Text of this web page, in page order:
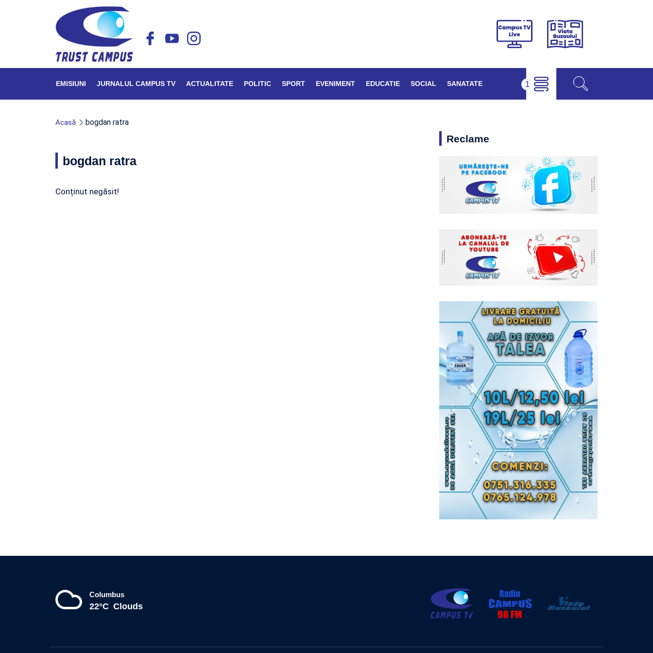
Campus
Viața
EMISIUNI JURNALUL CAMPUS TV ACTUALITATE POLITIC SPORT EVENIMENT EDUCATIE SOCIAL SANATATE
Acasă bogdan ratra
bogdan ratra
Conținut negăsit!
Reclame
Columbus
22°C Clouds